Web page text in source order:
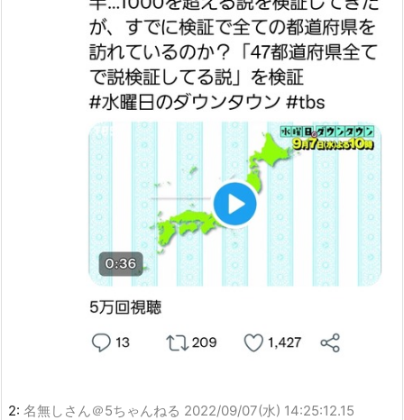
2: 名無しさん＠5ちゃんねる 2022/09/07(水) 14:25:12.15